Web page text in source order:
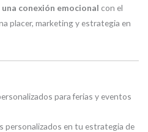
una conexión emocional con el
placer, marketing y estrategia en
para ferias y eventos
personalizados en tu estrategia de